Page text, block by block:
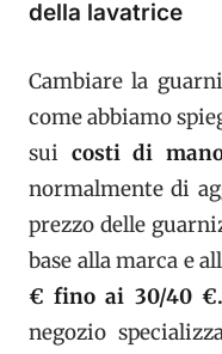
della lavatrice
Cambiare la
come abbiamo
sui costi di
normalmente di
prezzo delle
base alla marca e
€ fino ai 30/40 €.
negozio